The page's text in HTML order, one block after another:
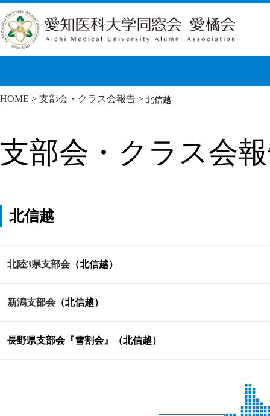
HOME > 支部会・クラス会報告 > 北信越
支部会・クラス会
北信越
北陸3県支部会 （北信越）
新潟支部会 （北信越）
長野県支部会『雪割会』 （北信越）